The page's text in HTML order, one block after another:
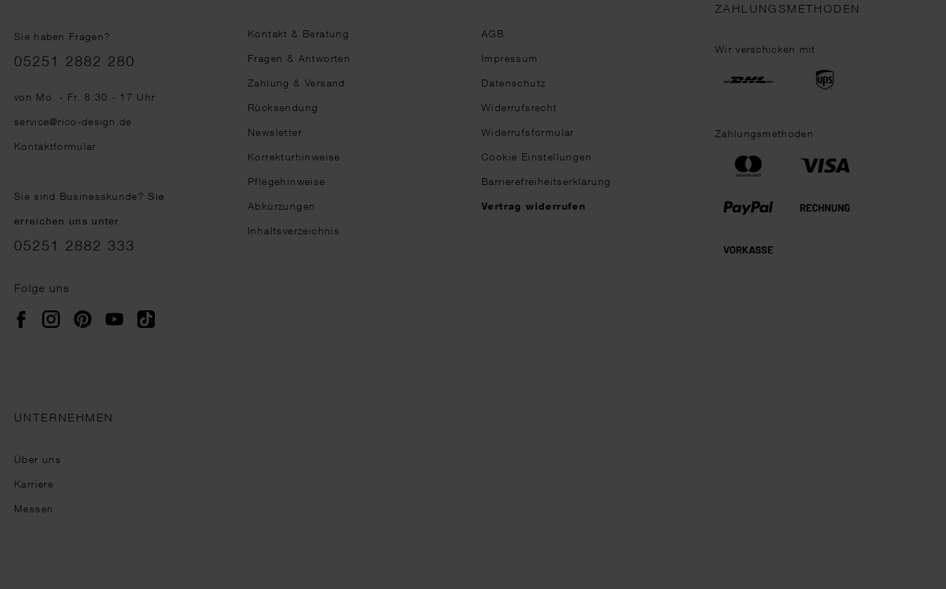
Sie haben Fragen?
Telefonnummer
05251 2882 280
von Mo. - Fr. 8:30 - 17 Uhr
service@rico-design.de
Kontaktformular
Sie sind Businesskunde?Sie
erreichen uns unter
05251 2882 333
Folge uns
FacebookInstagramPinterestYouTubeTikTok
Kontakt & Beratung
Fragen & Antworten
Zahlung & Versand
Rücksendung
Newsletter
Korrekturhinweise
Pflegehinweise
Abkürzungen
Inhaltsverzeichnis
AGB
Impressum
Datenschutz
Widerrufsrecht
Widerrufsformular
Cookie Einstellungen
Barrierefreiheitserklärung
Vertrag widerrufen
ZAHLUNGSMETHODEN
Wir verschicken mit
Zahlungsmethoden
UNTERNEHMEN
Über uns
Karriere
Messen